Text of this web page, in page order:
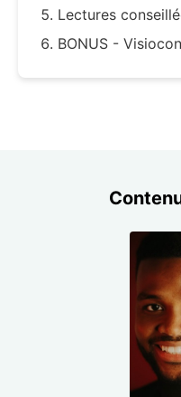
Lectures
BONUS -